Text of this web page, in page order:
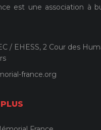
est une association à
/ EHESS, 2 Cour des
france.org